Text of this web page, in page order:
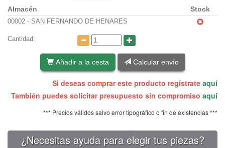
Almacén Stock
00002 - SAN FERNANDO DE HENARES
Cantidad:
Añadir a la cesta Calcular envío
Si deseas comprar este producto regístrate aquí
También puedes solicitar presupuesto sin compromiso aquí
*** Precios válidos salvo error tipográfico o fin de existencias ***
¿Necesitas ayuda para elegir tus piezas?